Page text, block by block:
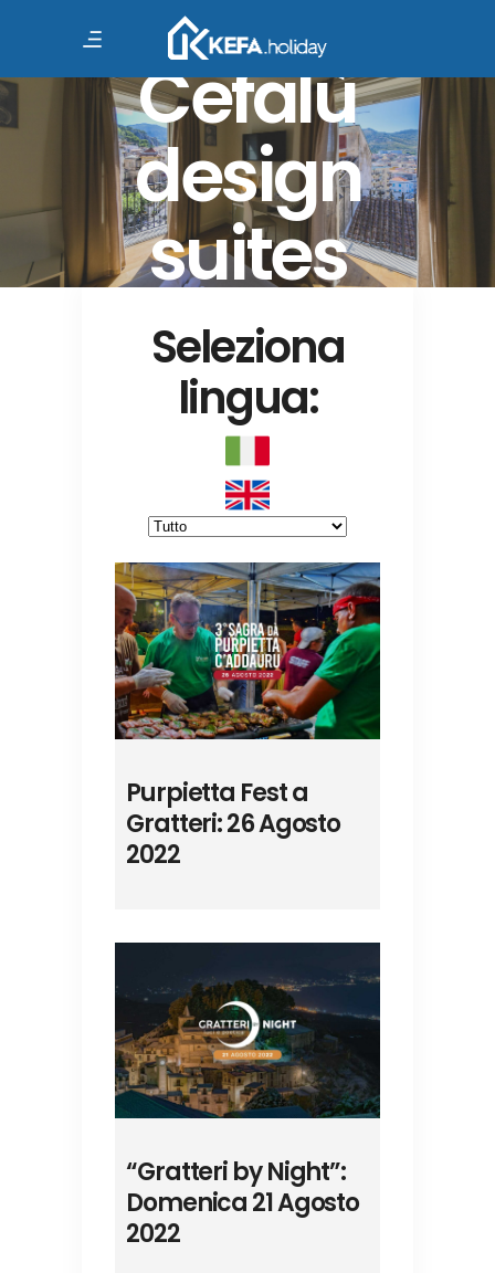
Kefa Holiday
Cefalù
design
suites
Seleziona
lingua:
Purpietta Fest a
Gratteri: 26 Agosto
2022
“Gratteri by Night”:
Domenica 21 Agosto
2022